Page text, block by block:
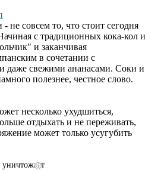
не совсем то, что стоит сегодня
с традиционных кока-кол и
и заканчивая
в сочетании с
даже свежими ананасами. Соки и
полезнее, честное слово.
несколько ухудшиться,
отдыхать и не переживать,
может только усугубить
грибок
корнем,
сном…
i